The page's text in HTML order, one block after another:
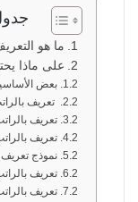
ما هو
على ماذا
بعض
تعريف
تعريف
تعريف
نموذج تعريف
تعريف
تعريف